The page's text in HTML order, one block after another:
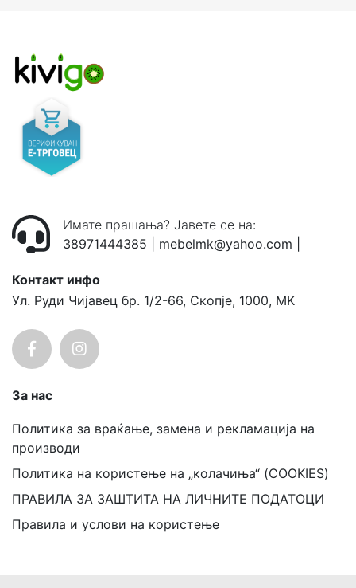
Имате прашања? Јавете се на:
38971444385
mebelmk@yahoo.com
Контакт инфо
Ул. Руди Чијавец бр. 1/2-66, Скопје, 1000, MK
За нас
Политика за враќање, замена и рекламација на
производи
Политика на користење на „колачиња“ (COOKIES)
ПРАВИЛА ЗА ЗАШТИТА НА ЛИЧНИТЕ ПОДАТОЦИ
Правила и услови на користење